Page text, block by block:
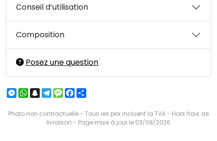
Conseil d’utilisation
Composition
Posez une question
Messenger
WhatsApp
Snapchat
Telegram
MessageFacebook
Photo non contractuelle - Tous les prix incluent la TVA - Hors frais de
livraison - Page mise à jour le 03/08/2026